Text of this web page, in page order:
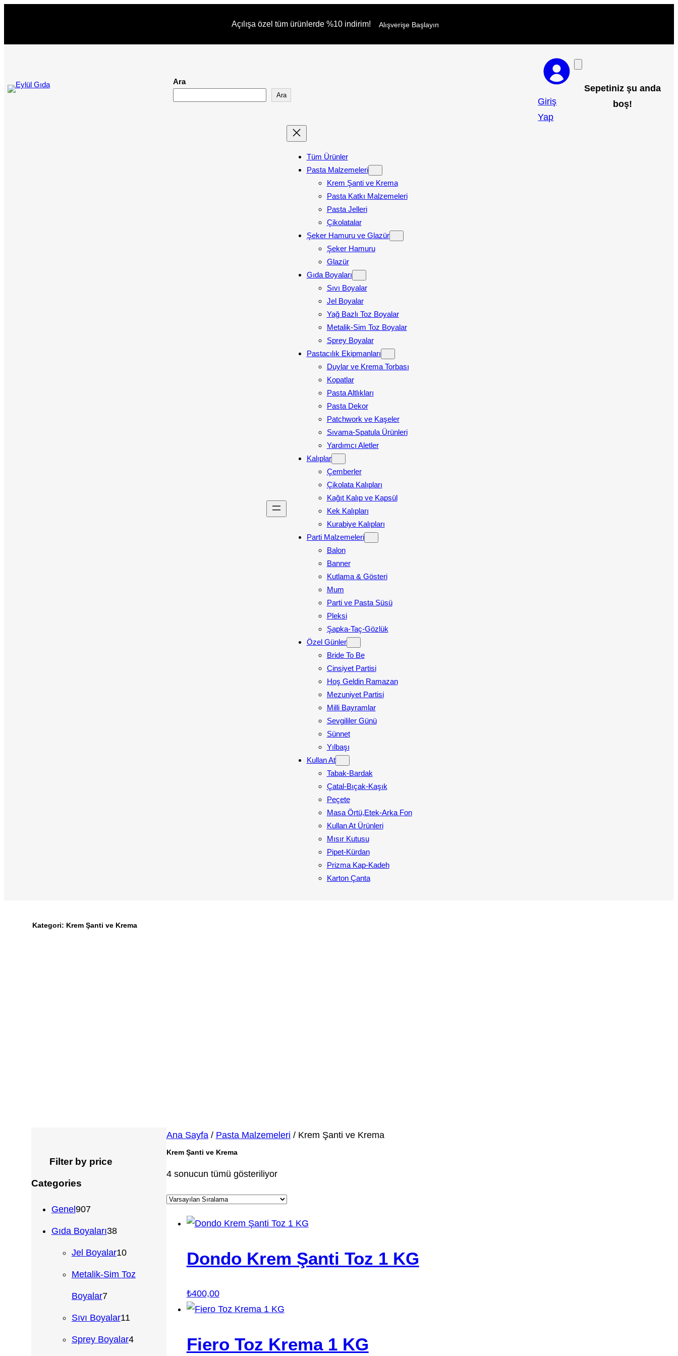
Açılışa özel tüm ürünlerde %10 indirim! Alışverişe Başlayın
Ara
Ara
Giriş
Yap
Sepetiniz şu anda
boş!
Tüm Ürünler
Pasta Malzemeleri
Krem Şanti ve Krema
Pasta Katkı Malzemeleri
Pasta Jelleri
Çikolatalar
Şeker Hamuru ve Glazür
Şeker Hamuru
Glazür
Gıda Boyaları
Sıvı Boyalar
Jel Boyalar
Yağ Bazlı Toz Boyalar
Metalik-Sim Toz Boyalar
Sprey Boyalar
Pastacılık Ekipmanları
Duylar ve Krema Torbası
Kopatlar
Pasta Altlıkları
Pasta Dekor
Patchwork ve Kaşeler
Sıvama-Spatula Ürünleri
Yardımcı Aletler
Kalıplar
Çemberler
Çikolata Kalıpları
Kağıt Kalıp ve Kapsül
Kek Kalıpları
Kurabiye Kalıpları
Parti Malzemeleri
Balon
Banner
Kutlama & Gösteri
Mum
Parti ve Pasta Süsü
Pleksi
Şapka-Taç-Gözlük
Özel Günler
Bride To Be
Cinsiyet Partisi
Hoş Geldin Ramazan
Mezuniyet Partisi
Milli Bayramlar
Sevgililer Günü
Sünnet
Yılbaşı
Kullan At
Tabak-Bardak
Çatal-Bıçak-Kaşık
Peçete
Masa Örtü,Etek-Arka Fon
Kullan At Ürünleri
Mısır Kutusu
Pipet-Kürdan
Prizma Kap-Kadeh
Karton Çanta
Kategori: Krem Şanti ve Krema
Filter by price
Categories
Genel 9079
0
7
ü
r
ü
n
Gıda Boyaları383
8
ü
ü
n
Jel Boyalar101
0
r
ü
Metalik-Sim Toz
Boyalar77
ü
r
Sıvı Boyalar111
1
Sprey Boyalar44
Ana Sayfa/ Pasta Malzemeleri / Krem Şanti ve Krema
Krem Şanti ve Krema
4 sonucun tümü gösteriliyor
Dondo Krem Şanti Toz 1 KG
₺400,00
Fiero Toz Krema 1 KG